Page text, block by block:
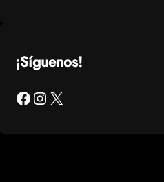
¡Síguenos!
Facebook Instagram X